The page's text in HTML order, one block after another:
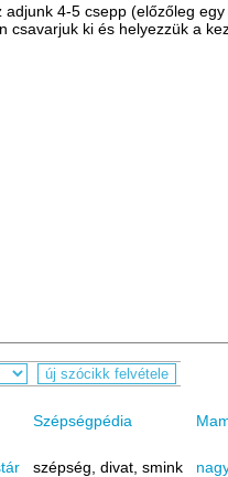
4-5 csepp (előzőleg
ki és helyezzük a
Szépségpédia
szépség, divat, smink